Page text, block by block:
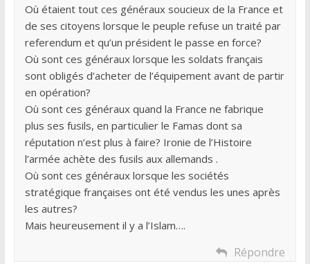
Où étaient tout ces généraux soucieux de la France et
de ses citoyens lorsque le peuple refuse un traité par
referendum et qu’un président le passe en force?
Où sont ces généraux lorsque les soldats français
sont obligés d’acheter de l’équipement avant de partir
en opération?
Où sont ces généraux quand la France ne fabrique
plus ses fusils, en particulier le Famas dont sa
réputation n’est plus à faire? Ironie de l’Histoire
l’armée achète des fusils aux allemands .
Où sont ces généraux lorsque les sociétés
stratégique françaises ont été vendus les unes après
les autres?
Mais heureusement il y a l’Islam….
Répondre